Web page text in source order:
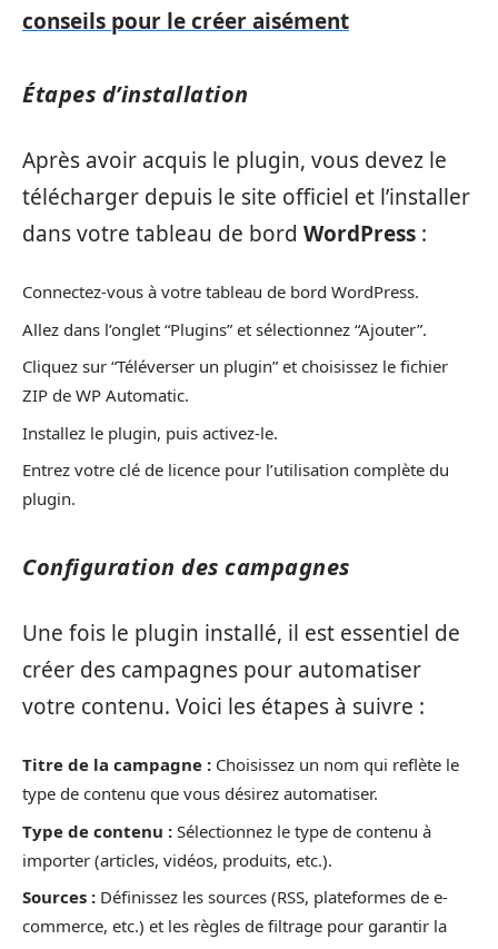
conseils pour le créer aisément
Étapes d’installation
Après avoir acquis le plugin, vous devez le
télécharger depuis le site officiel et l’installer
dans votre tableau de bord WordPress :
Connectez-vous à votre tableau de bord WordPress.
Allez dans l’onglet “Plugins” et sélectionnez “Ajouter”.
Cliquez sur “Téléverser un plugin” et choisissez le fichier
ZIP de WP Automatic.
Installez le plugin, puis activez-le.
Entrez votre clé de licence pour l’utilisation complète du
plugin.
Configuration des campagnes
Une fois le plugin installé, il est essentiel de
créer des campagnes pour automatiser
votre contenu. Voici les étapes à suivre :
Titre de la campagne : Choisissez un nom qui reflète le
type de contenu que vous désirez automatiser.
Type de contenu : Sélectionnez le type de contenu à
importer (articles, vidéos, produits, etc.).
Sources : Définissez les sources (RSS, plateformes de e-
commerce, etc.) et les règles de filtrage pour garantir la